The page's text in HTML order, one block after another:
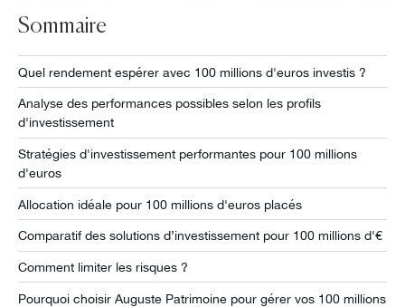
Sommaire
Quel rendement espérer avec 100 millions d'euros investis ?
Analyse des performances possibles selon les profils
d'investissement
Stratégies d'investissement performantes pour 100 millions
d'euros
Allocation idéale pour 100 millions d'euros placés
Comparatif des solutions d’investissement pour 100 millions d'€
Comment limiter les risques ?
Pourquoi choisir Auguste Patrimoine pour gérer vos 100 millions